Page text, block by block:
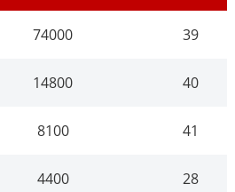
74000 39
14800 40
8100 41
4400 28